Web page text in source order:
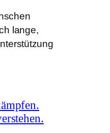
lange,